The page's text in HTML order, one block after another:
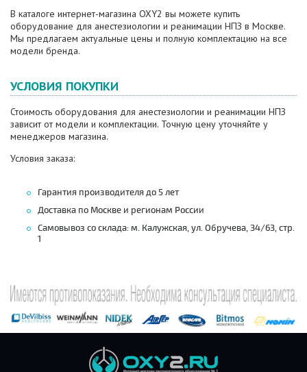
В каталоге интернет-магазина OXY2 вы можете купить
оборудование для анестезиологии и реанимации НПЗ в Москве.
Мы предлагаем актуальные цены и полную комплектацию на все
модели бренда.
УСЛОВИЯ ПОКУПКИ
Стоимость оборудования для анестезиологии и реанимации НПЗ
зависит от модели и комплектации. Точную цену уточняйте у
менеджеров магазина.
Условия заказа:
Гарантия производителя до 5 лет
Доставка по Москве и регионам России
Самовывоз со склада: м. Калужская, ул. Обручева, 34/63, стр.
1